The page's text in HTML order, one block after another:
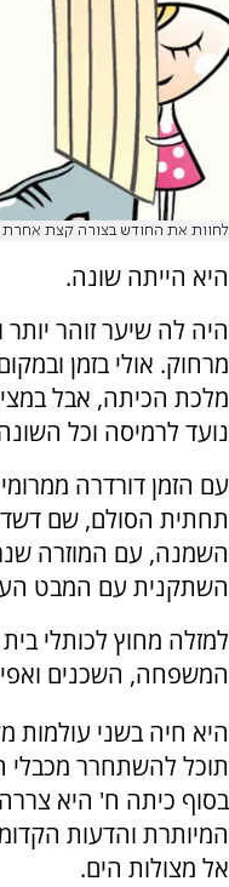
לחוות את החודש בצורה קצת אחרת
היא הייתה שונה.
היה לה שיער זוהר יותר
מרחוק. אולי בזמן
מלכת הכיתה, אבל
נועד לרמיסה וכל
עם הזמן דורדרה
תחתית הסולם, שם
השמנה, עם המוזרה
השתקנית עם המבט
למזלה מחוץ לכותלי
המשפחה, השכנים
היא חיה בשני עולמות
תוכל להשתחרר מכבלי
בסוף כיתה ח' היא
המיותרת והדעות
אל מצולות הים.